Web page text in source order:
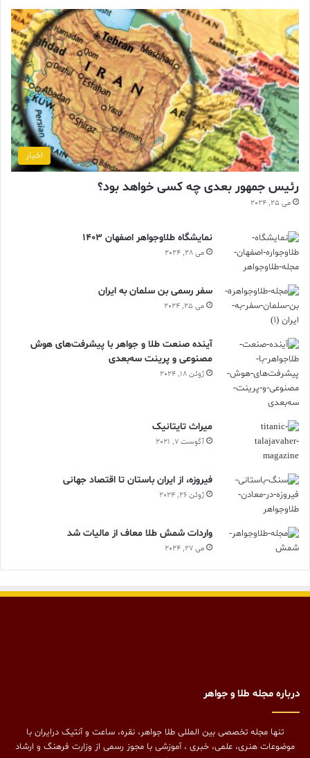
اخبار
رئیس جمهور بعدی چه کسی خواهد بود؟
می 25, 2024
نمایشگاه طلاوجواهر اصفهان 1403
می 28, 2024
سفر رسمی بن سلمان به ایران
می 25, 2024
آینده صنعت طلا و جواهر با پیشرفت‌های هوش
مصنوعی و پرینت سه‌بعدی
ژوئن 18, 2024
ميراث تايتانيک
آگوست 7, 2021
فیروزه، از ایران باستان تا اقتصاد جهانی
ژوئن 26, 2024
واردات شمش طلا معاف از مالیات شد
می 27, 2024
درباره مجله طلا و جواهر
تنها مجله تخصصی بین المللی طلا جواهر، نقره، ساعت و آنتیک درایران با
موضوعات هنری، علمی، خبری ، آموزشی با مجوز رسمی از وزارت فرهنگ و ارشاد